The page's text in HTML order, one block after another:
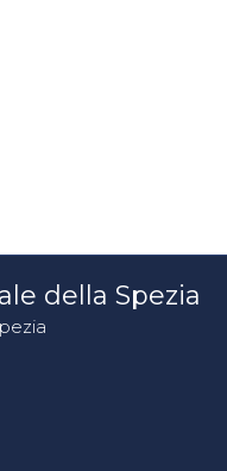
della Spezia